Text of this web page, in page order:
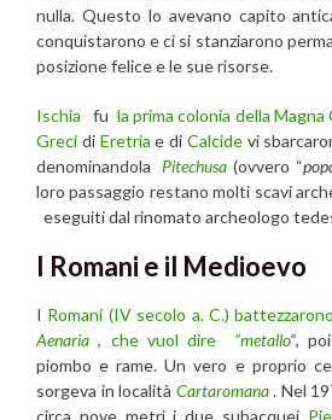
nulla. Questo lo avevano capito
conquistarono e ci si stanziarono
posizione felice e le sue risorse.
Ischia fu la prima colonia della
Greci di Eretria e di Calcidevi
denominandola
Pitechusa(ovvero “
loro passaggio restano molti scavi
eseguiti dal rinomato archeologo
I Romani e il Medioevo
I Romani (IV secolo a. C.)
Aenaria , che vuol dire “metallo“,
piombo e rame. Un vero e proprio
sorgeva in località Cartaromana. Nel
circa nove metri i due subacquei